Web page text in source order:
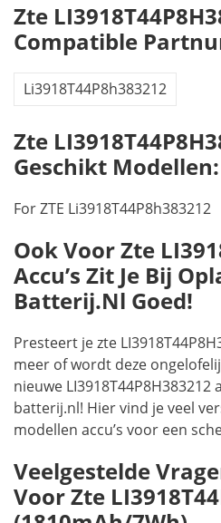
Zte
Compatible
Li3918T44P8h383212
Zte
Geschikt Modellen:
For ZTE Li3918T44P8h383212
Ook Voor Zte
Accu’s Zit Je Bij
Batterij.nl Goed!
Presteert je zte
meer of wordt deze
nieuwe LI3918T44P8H383212
batterij.nl! Hier vind je veel
modellen accu’s voor een
Veelgestelde
Voor Zte